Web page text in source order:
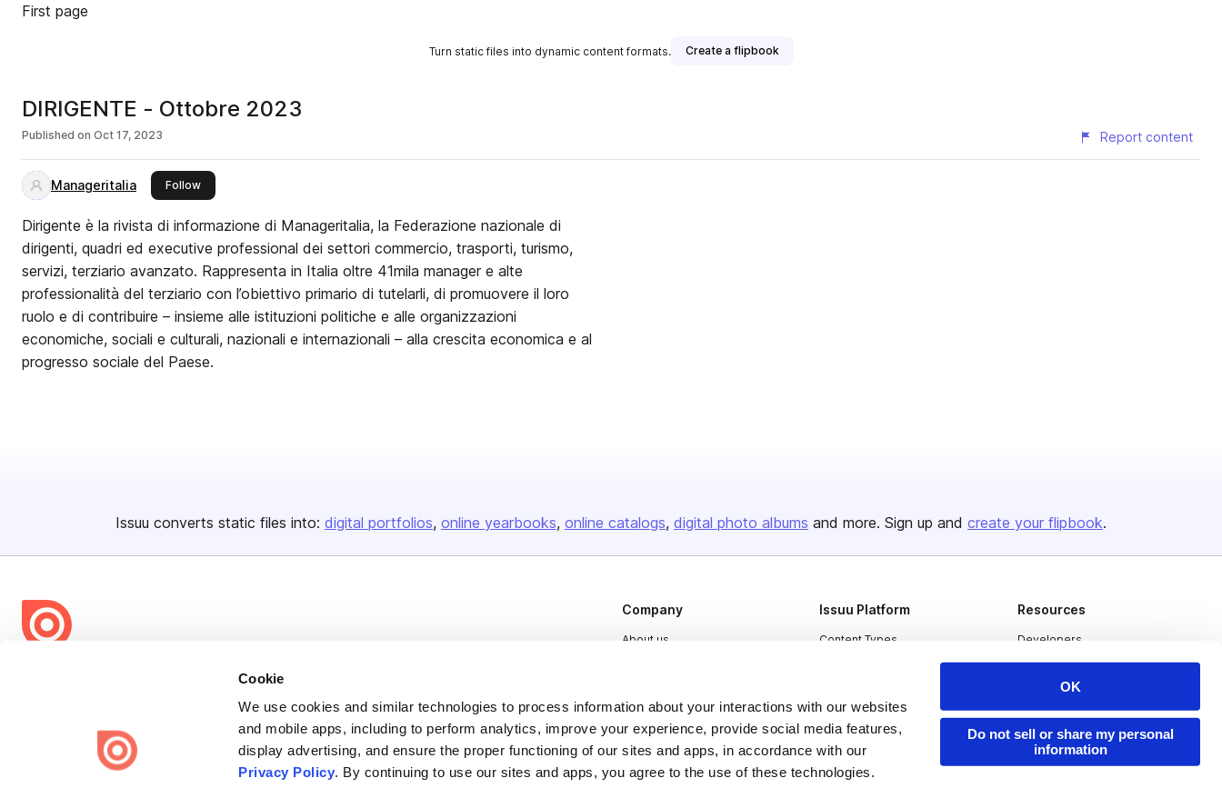
Cookie
We use cookies and similar technologies to process information about your interactions with our websites
and mobile apps, including to perform analytics, improve your experience, provide social media features,
display advertising, and ensure the proper functioning of our sites and apps, in accordance with our
Privacy Policy. By continuing to use our sites and apps, you agree to the use of these technologies.
OK
Do not sell or share my personal
information
First page
Turn static files into dynamic content formats. Create a flipbook
DIRIGENTE - Ottobre 2023
Published on Oct 17, 2023 Report content
Manageritalia Followthis publisher
Dirigente è la rivista di informazione di Manageritalia, la Federazione nazionale di
dirigenti, quadri ed executive professional dei settori commercio, trasporti, turismo,
servizi, terziario avanzato. Rappresenta in Italia oltre 41mila manager e alte
professionalità del terziario con l’obiettivo primario di tutelarli, di promuovere il loro
ruolo e di contribuire – insieme alle istituzioni politiche e alle organizzazioni
economiche, sociali e culturali, nazionali e internazionali – alla crescita economica e al
progresso sociale del Paese.
Issuu converts static files into: digital portfolios online yearbooks online catalogs digital photo albums and more. Sign up and create your flipbook.
share everywhere.
Issuu turns PDFs and other files into interactive flipbooks and
engaging content for every channel.
Company
About us
Plans & Pricing
Press
Contact
Issuu Platform
Content Types
Industries
Resources
Developers